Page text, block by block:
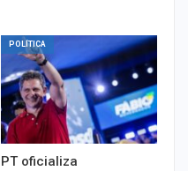
POLÍTICA
PT oficializa